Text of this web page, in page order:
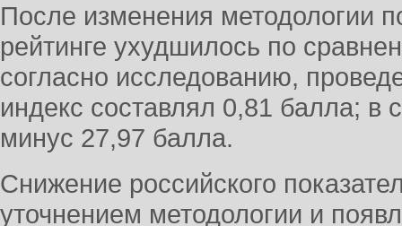
После изменения методологии
рейтинге ухудшилось по
согласно исследованию,
индекс составлял 0,81 балла;
минус 27,97 балла.
Снижение российского
уточнением методологии и